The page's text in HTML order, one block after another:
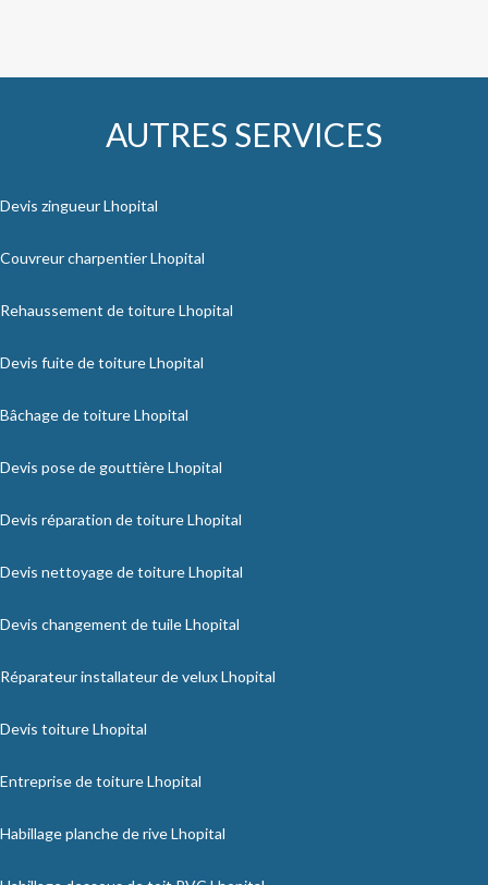
AUTRES SERVICES
Devis zingueur Lhopital
Couvreur charpentier Lhopital
Rehaussement de toiture Lhopital
Devis fuite de toiture Lhopital
Bâchage de toiture Lhopital
Devis pose de gouttière Lhopital
Devis réparation de toiture Lhopital
Devis nettoyage de toiture Lhopital
Devis changement de tuile Lhopital
Réparateur installateur de velux Lhopital
Devis toiture Lhopital
Entreprise de toiture Lhopital
Habillage planche de rive Lhopital